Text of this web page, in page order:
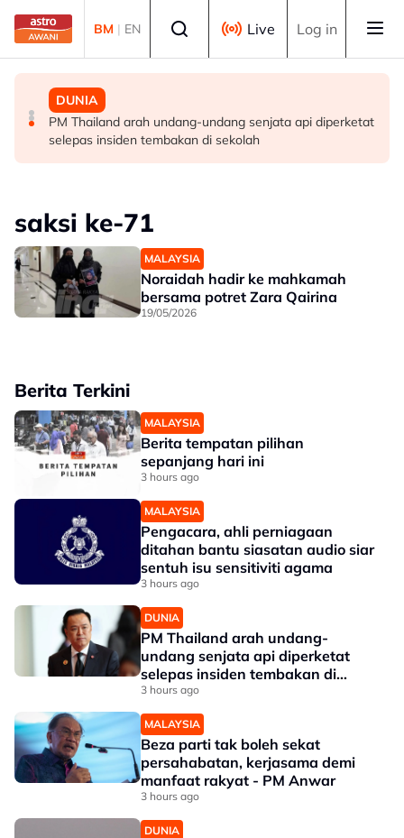
Skip to main content
BM | EN Live Log in
MALAYSIA
Berita tempatan pilihan sepanjang hari ini
MALAYSIA
Pengacara, ahli perniagaan ditahan bantu siasatan
audio siar sentuh isu sensitiviti agama
DUNIA
PM Thailand arah undang-undang senjata api diperketat
selepas insiden tembakan di sekolah
saksi ke-71
MALAYSIA
Noraidah hadir ke mahkamah
bersama potret Zara Qairina
19/05/2026
Berita Terkini
MALAYSIA
Berita tempatan pilihan
sepanjang hari ini
3 hours ago
MALAYSIA
Pengacara, ahli perniagaan
ditahan bantu siasatan audio siar
sentuh isu sensitiviti agama
3 hours ago
DUNIA
PM Thailand arah undang-
undang senjata api diperketat
selepas insiden tembakan di
sekolah
3 hours ago
MALAYSIA
Beza parti tak boleh sekat
persahabatan, kerjasama demi
manfaat rakyat - PM Anwar
3 hours ago
DUNIA